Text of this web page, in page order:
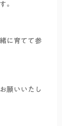
。
に育てて参
願いいたし